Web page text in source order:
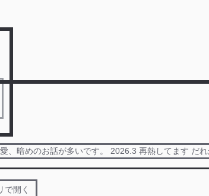
、暗めのお話が多いです。 2026.3 再熱してます だ
で開く